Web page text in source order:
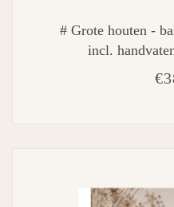
# Grote houten -
incl.